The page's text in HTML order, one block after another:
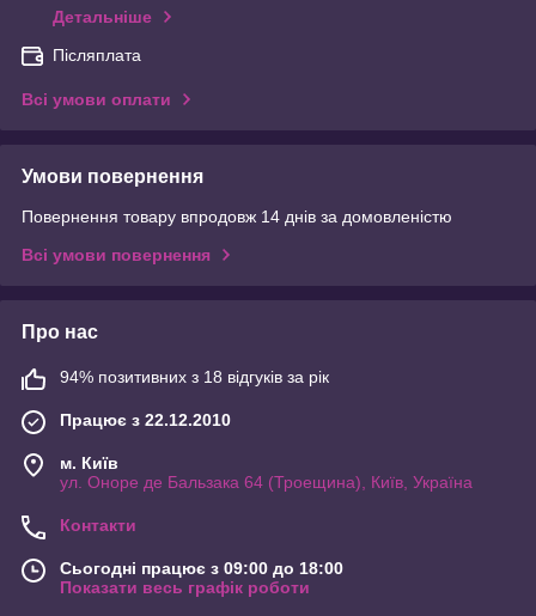
Детальніше
Післяплата
Всі умови оплати
Умови повернення
Повернення товару впродовж 14 днів за домовленістю
Всі умови повернення
Про нас
94% позитивних з 18 відгуків за рік
Працює з 22.12.2010
м. Київ
ул. Оноре де Бальзака 64 (Троещина), Київ, Україна
Контакти
Сьогодні працює з 09:00 до 18:00
Показати весь графік роботи